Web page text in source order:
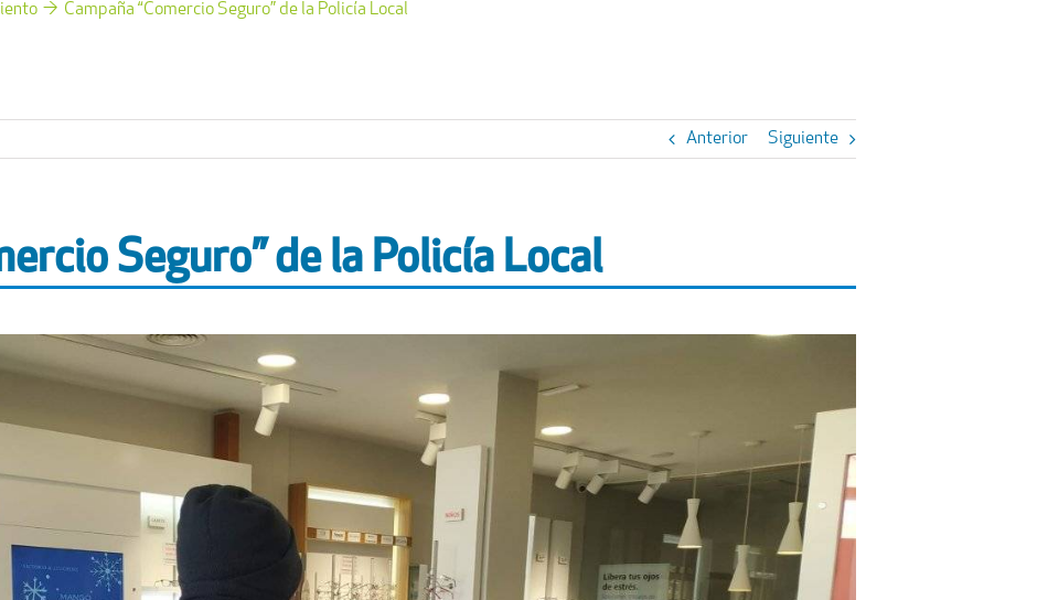
Campaña “Comercio Seguro” de la Policía Local
Anterior Siguiente
Seguro” de la Policía Local